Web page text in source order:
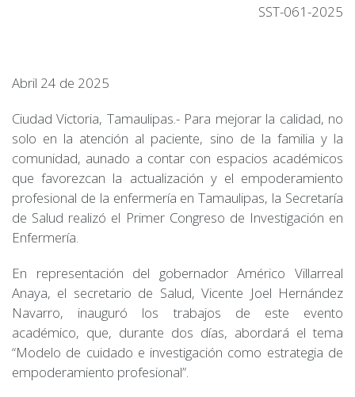
SST-061-2025
Abril 24 de 2025
Ciudad Victoria, Tamaulipas.- Para mejorar la calidad, no
solo en la atención al paciente, sino de la familia y la
comunidad, aunado a contar con espacios académicos
que favorezcan la actualización y el empoderamiento
profesional de la enfermería en Tamaulipas, la Secretaría
de Salud realizó el Primer Congreso de Investigación en
Enfermería.
En representación del gobernador Américo Villarreal
Anaya, el secretario de Salud, Vicente Joel Hernández
Navarro, inauguró los trabajos de este evento
académico, que, durante dos días, abordará el tema
“Modelo de cuidado e investigación como estrategia de
empoderamiento profesional”.